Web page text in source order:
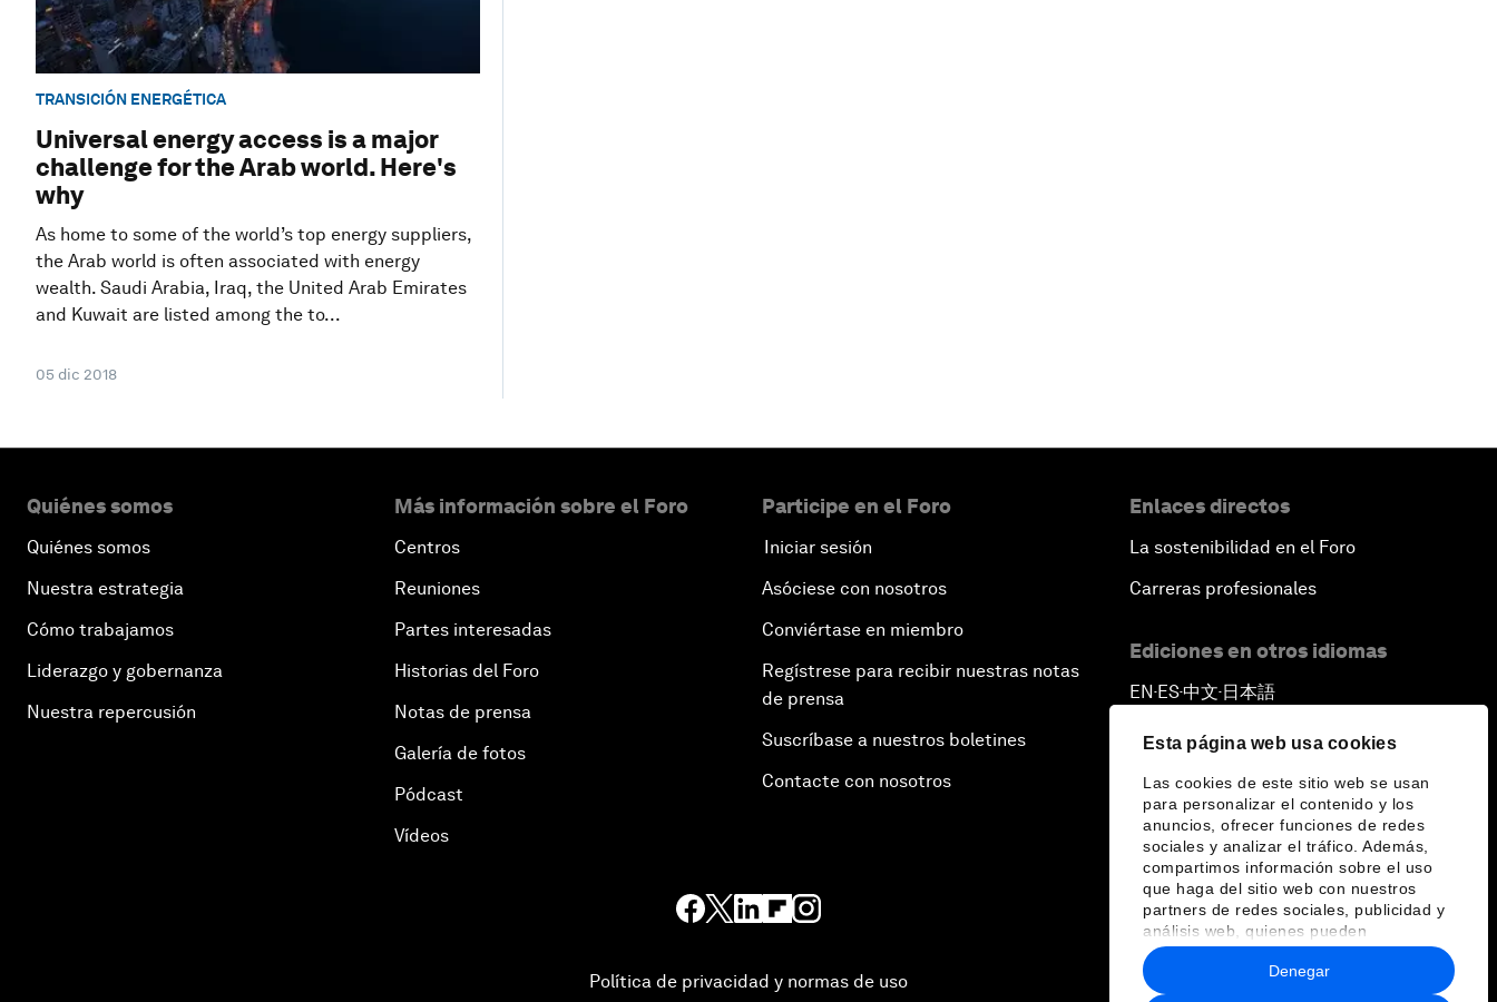
Esta página web usa cookies
Las cookies de este sitio web se usan
para personalizar el contenido y los
anuncios, ofrecer funciones de redes
sociales y analizar el tráfico. Además,
compartimos información sobre el uso
que haga del sitio web con nuestros
partners de redes sociales, publicidad y
análisis web, quienes pueden
combinarla con otra información que les
haya proporcionado o que hayan
recopilado a partir del uso que haya
Denegar
TRANSICIÓN ENERGÉTICA
Universal energy access is a major
challenge for the Arab world. Here's
why
As home to some of the world’s top energy suppliers,
the Arab world is often associated with energy
wealth. Saudi Arabia, Iraq, the United Arab Emirates
and Kuwait are listed among the to...
05 dic 2018
Quiénes somos
Quiénes somos
Nuestra estrategia
Cómo trabajamos
Liderazgo y gobernanza
Nuestra repercusión
Más información sobre el Foro
Centros
Reuniones
Partes interesadas
Historias del Foro
Notas de prensa
Galería de fotos
Pódcast
Vídeos
Participe en el Foro
Iniciar sesión
Asóciese con nosotros
Conviértase en miembro
Regístrese para recibir nuestras notas
de prensa
Suscríbase a nuestros boletines
Contacte con nosotros
Enlaces directos
La sostenibilidad en el Foro
Carreras profesionales
Ediciones en otros idiomas
EN ▪ ES▪中文▪ 日本語
Política de privacidad y normas de uso